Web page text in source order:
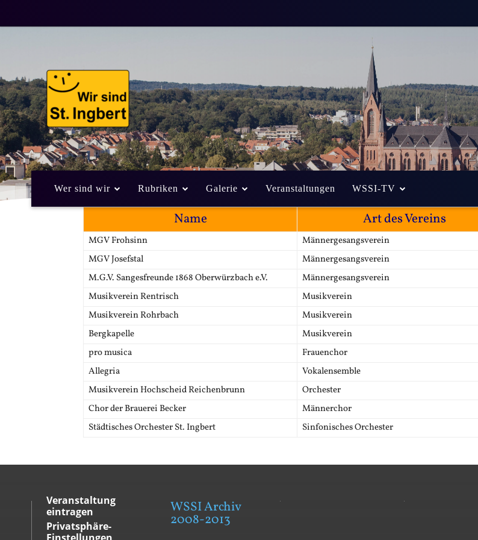
Wer sind wir Rubriken Galerie Veranstaltungen WSSI-TV
Name Art des Vereins
MGV Frohsinn Männergesangsverein
MGV Josefstal
Männergesangsverein
M.G.V. Sangesfreunde 1868 Oberwürzbach e.V.
Männergesangsverein
Musikverein Rentrisch
Musikverein
Musikverein Rohrbach
Musikverein
Bergkapelle
Musikverein
pro musica
Frauenchor
Allegria
Vokalensemble
Musikverein Hochscheid Reichenbrunn
Orchester
Chor der Brauerei Becker
Männerchor
Städtisches Orchester St. Ingbert
Sinfonisches Orchester
Veranstaltung
eintragen
Privatsphäre-
Einstellungen
WSSI Archiv
2008-2013